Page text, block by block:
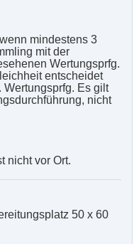
mindestens 3
mit der
Wertungsprfg.
entscheidet
Es gilt
nicht
nicht vor Ort.
50 x 60